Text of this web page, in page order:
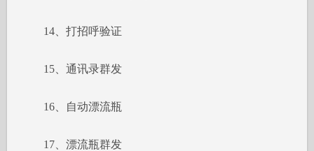
14、打招呼验证
15、通讯录群发
16、自动漂流瓶
17、漂流瓶群发